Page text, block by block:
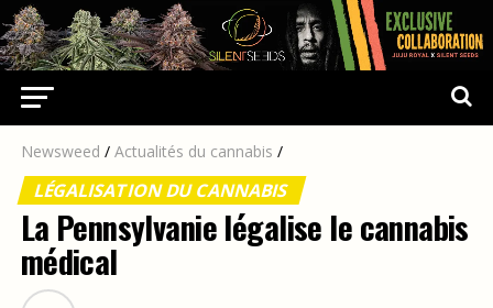
Newsweed / Actualités du cannabis /
LÉGALISATION DU CANNABIS
La Pennsylvanie légalise le cannabis
médical